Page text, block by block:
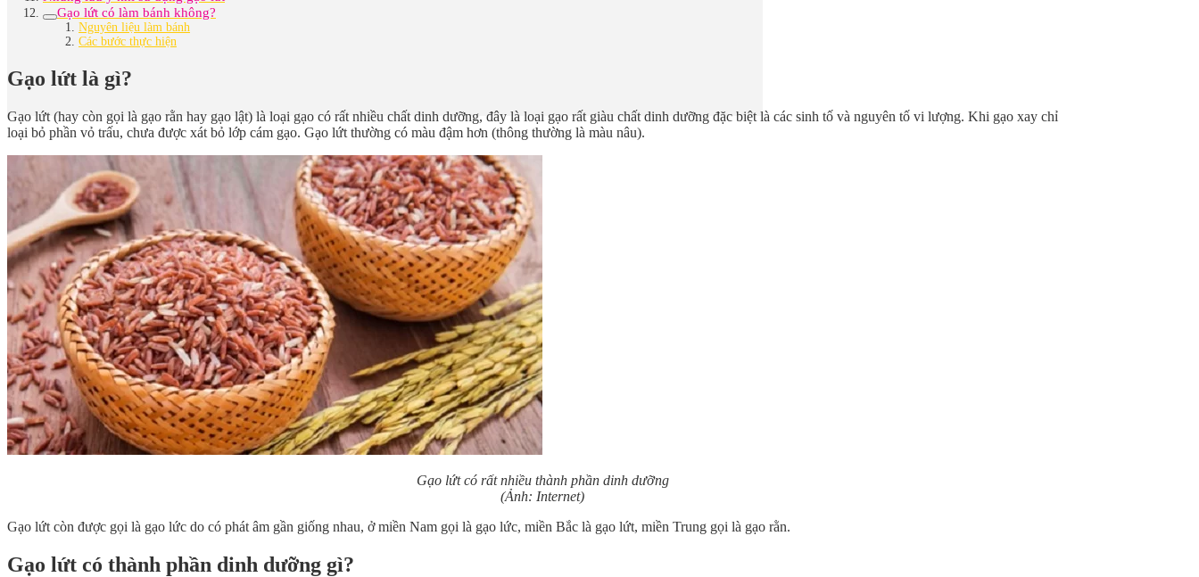
Gạo lứt có làm bánh không?
Nguyên liệu làm bánh
Các bước thực hiện
Gạo lứt là gì?
Gạo lứt (hay còn gọi là gạo rằn hay gạo lật) là loại gạo có rất nhiều chất dinh dưỡng, đây là loại gạo rất giàu chất dinh dưỡng đặc biệt là các sinh tố và nguyên tố vi lượng. Khi gạo xay chỉ
loại bỏ phần vỏ trấu, chưa được xát bỏ lớp cám gạo. Gạo lứt thường có màu đậm hơn (thông thường là màu nâu).
Gạo lứt có rất nhiều thành phần dinh dưỡng
(Ảnh: Internet)
Gạo lứt còn được gọi là gạo lức do có phát âm gần giống nhau, ở miền Nam gọi là gạo lức, miền Bắc là gạo lứt, miền Trung gọi là gạo rằn.
Gạo lứt có thành phần dinh dưỡng gì?